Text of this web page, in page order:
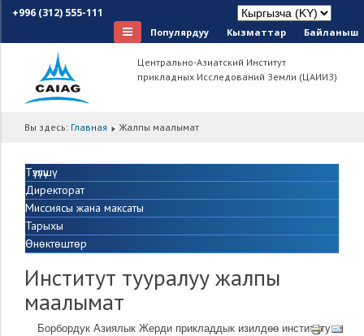
+996 (312) 555-111
Популярдуу Кызматтар Байланыш
Центрально-Азиатский Институт
прикладных Исследований Земли (ЦАИИЗ)
Вы здесь: Главная Жалпы маалымат
Түзүлүшү
Директорат
Миссиясы жана максаты
Тарыхы
Өнөктөштөр
Институт тууралуу жалпы
маалымат
Борбордук Азиялык Жерди прикладдык изилдѳѳ институту